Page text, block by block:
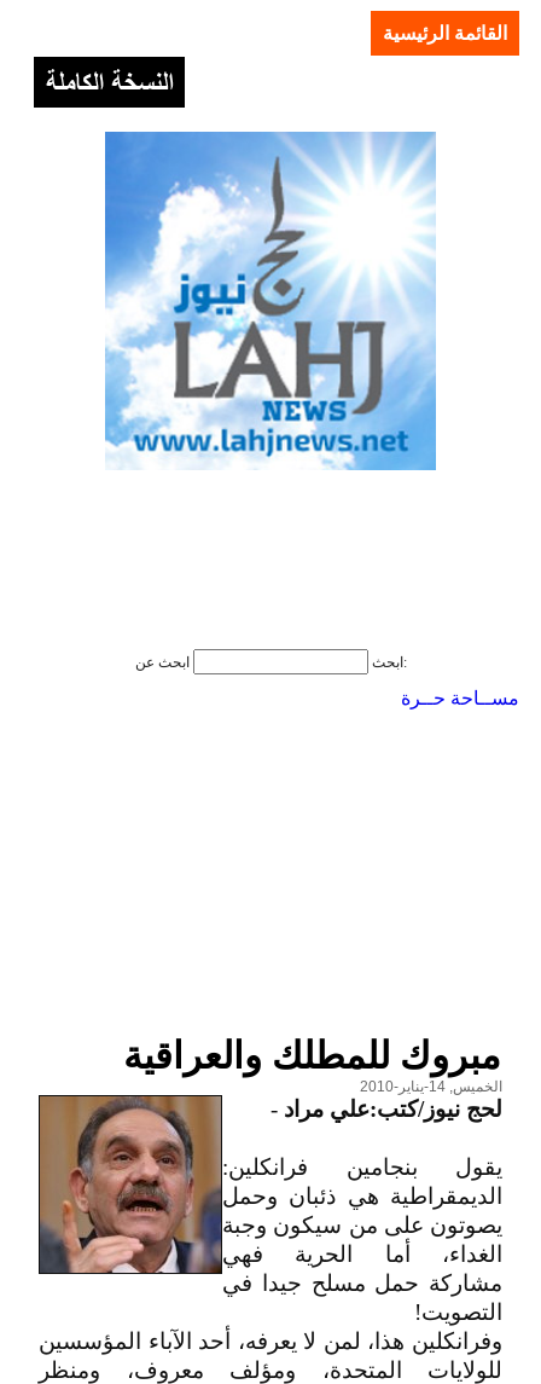
القائمة الرئيسية
ابحث ابحث عن:
مســاحة حــرة
مبروك للمطلك والعراقية
الخميس, 14-يناير-2010
لحج نيوز/كتب:علي مراد -
يقول بنجامين فرانكلين:
الديمقراطية هي ذئبان وحمل
يصوتون على من سيكون وجبة
الغداء، أما الحرية فهي
مشاركة حمل مسلح جيدا في
التصويت!
وفرانكلين هذا، لمن لا يعرفه، أحد الآباء المؤسسين
للولايات المتحدة، ومؤلف معروف، ومنظر